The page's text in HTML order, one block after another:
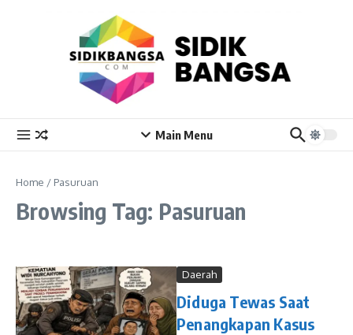
Main Menu
Home / Pasuruan
Browsing Tag: Pasuruan
Daerah
Diduga Tewas Saat
Penangkapan Kasus